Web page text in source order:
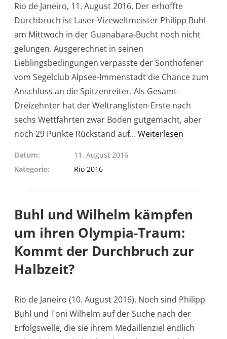
Rio de Janeiro, 11. August 2016. Der erhoffte
Durchbruch ist Laser-Vizeweltmeister Philipp Buhl
am Mittwoch in der Guanabara-Bucht noch nicht
gelungen. Ausgerechnet in seinen
Lieblingsbedingungen verpasste der Sonthofener
vom Segelclub Alpsee-Immenstadt die Chance zum
Anschluss an die Spitzenreiter. Als Gesamt-
Dreizehnter hat der Weltranglisten-Erste nach
sechs Wettfahrten zwar Boden gutgemacht, aber
noch 29 Punkte Rückstand auf…Weiterlesen
Datum
11. August 2016
Kategorie
Rio 2016
Buhl und Wilhelm kämpfen
um ihren Olympia-Traum:
Kommt der Durchbruch zur
Halbzeit?
Rio de Janeiro (10. August 2016). Noch sind Philipp
Buhl und Toni Wilhelm auf der Suche nach der
Erfolgswelle, die sie ihrem Medaillenziel endlich